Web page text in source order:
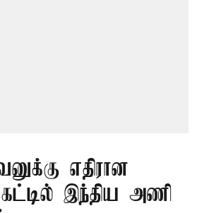
எதிரான
இந்திய அணி